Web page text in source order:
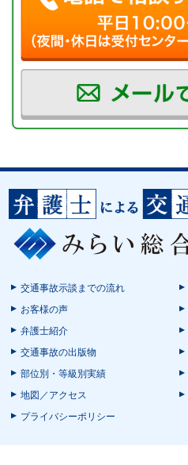
交通事故示談までの流れ
お客様の声
弁護士紹介
交通事故の出版物
部位別・等級別実績
地図／アクセス
プライバシーポリシー